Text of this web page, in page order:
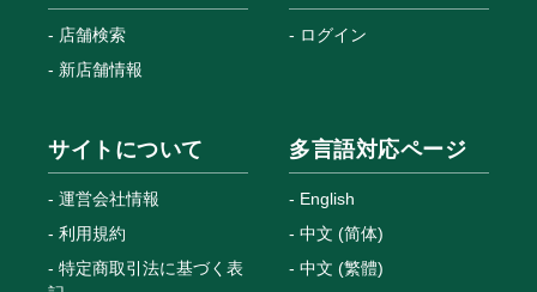
店舗検索
新店舗情報
ログイン
サイトについて
運営会社情報
利用規約
特定商取引法に基づく表
多言語対応ページ
English
中文 (简体)
中文 (繁體)